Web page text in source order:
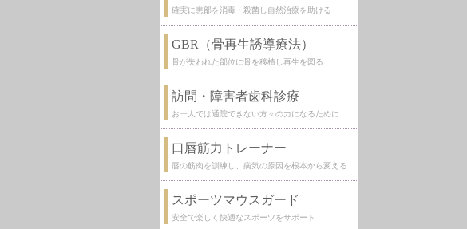
確実に患部を消毒・殺菌し自然治療を助ける
GBR（骨再生誘導療法）
骨が失われた部位に骨を移植し再生を図る
訪問・障害者歯科診療
お一人では通院できない方々の力になるために
口唇筋力トレーナー
唇の筋肉を訓練し、病気の原因を根本から変える
スポーツマウスガード
安全で楽しく快適なスポーツをサポート